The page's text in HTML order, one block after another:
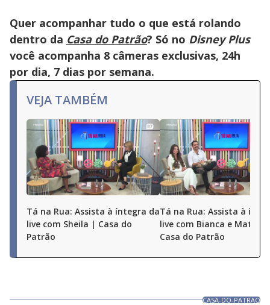
Quer acompanhar tudo o que está rolando
dentro da Casa do Patrão? Só no Disney Plus
você acompanha 8 câmeras exclusivas, 24h
por dia, 7 dias por semana.
VEJA TAMBÉM
Tá na Rua: Assista à íntegra da
live com Sheila | Casa do
Patrão
Tá na Rua: Assista à
live com Bianca e
Casa do Patrão
CASA-DO-PATRAO